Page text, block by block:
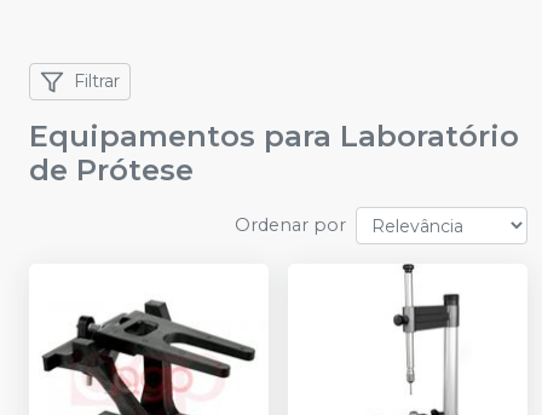
Filtrar
Equipamentos para Laboratório
de Prótese
Ordenar por